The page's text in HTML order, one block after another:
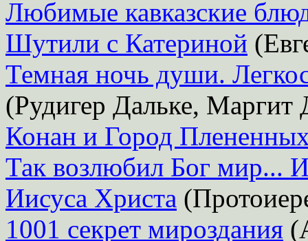
Любимые кавказские
Шутили с Катериной
Темная ночь души.
(Рудигер Дальке, Маргит
Конан и Город
Так возлюбил Бог мир...
Иисуса Христа
1001 секрет мироздания